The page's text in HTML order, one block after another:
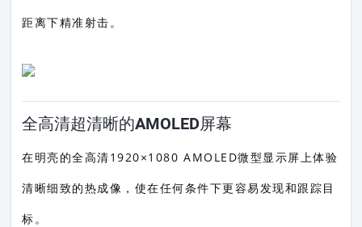
距离下精准射击。
全高清超清晰的AMOLED屏幕
在明亮的全高清1920×1080 AMOLED微型显示屏上体验
清晰细致的热成像，使在任何条件下更容易发现和跟踪目
标。